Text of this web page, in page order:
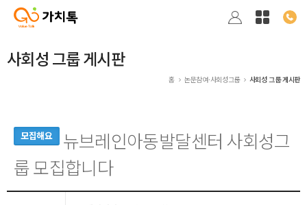
사회성 그룹 게시판
홈 논문참여·사회성그룹 사회성 그룹 게시판
모집해요
뉴브레인아동발달센터 사회성그
룹 모집합니다